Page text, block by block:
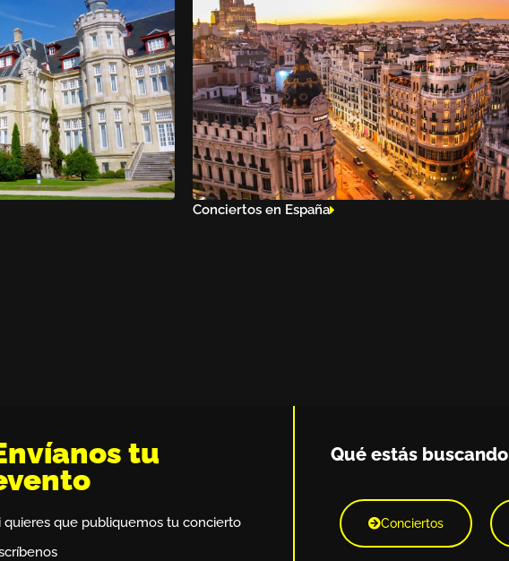
Conciertos en España
tu
quieres que publiquemos tu concierto
Qué estás buscando
Conciertos